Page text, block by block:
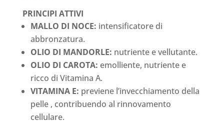
PRINCIPI ATTIVI
MALLO DI NOCE: intensificatore di
abbronzatura.
OLIO DI MANDORLE: nutriente e vellutante.
OLIO DI CAROTA: emolliente, nutriente e
ricco di Vitamina A.
VITAMINA E: previene l’invecchiamento della
pelle , contribuendo al rinnovamento
cellulare.